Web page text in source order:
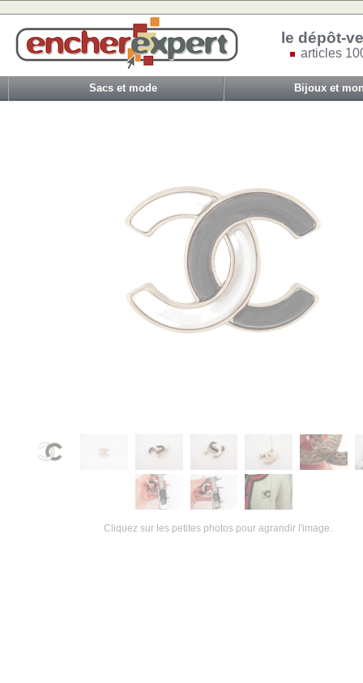
le dépôt-
articles
Sacs et mode Bijoux et
Cliquez sur les petites photos pour agrandir l'image.